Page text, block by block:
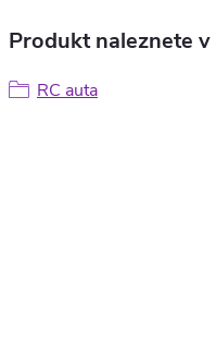
Produkt naleznete
RC auta